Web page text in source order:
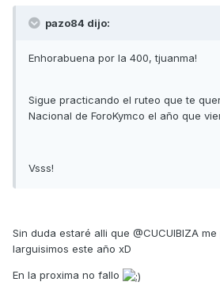
pazo84 dijo:
Enhorabuena por la 400, tjuanma!
Sigue practicando el ruteo que te
Nacional de ForoKymco el año que
Vsss!
Sin duda estaré alli que @CUCUIBIZA
larguisimos este año xD
En la proxima no fallo